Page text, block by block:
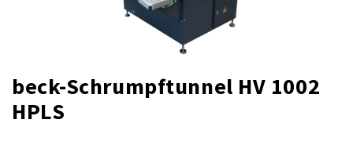
beck-Schrumpftunnel HV 1002
HPLS